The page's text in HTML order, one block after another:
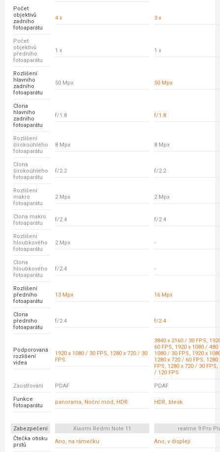
Počet
objektivů
zadního
fotoaparátu
4 x 3 x
Počet
objektivů
předního
fotoaparátu
1 x 1 x
Rozlišení
hlavního
zadního
fotoaparátu
50 Mpx 50 Mpx
Clona
hlavního
zadního
fotoaparátu
f/1.8 f/1.8
Rozlišení
širokoúhlého
fotoaparátu
8 Mpx 8 Mpx
Clona
širokoúhlého
fotoaparátu
f/2.2 f/2.2
Rozlišení
makro
fotoaparátu
2 Mpx 2 Mpx
Clona makro
fotoaparátu
f/2.4 f/2.4
Rozlišení
hloubkového
fotoaparátu
2 Mpx -
Clona
hloubkového
fotoaparátu
f/2.4 -
Rozlišení
předního
fotoaparátu
13 Mpx 16 Mpx
Clona
předního
fotoaparátu
f/2.4 f/2.4
Podporovaná
rozlišení
videa
1920 x 1080 / 30 FPS, 1280 x 720 / 30
FPS
3840 x 2160 / 30 FPS,
60 FPS, 1920 x 1080 / 480
1080 / 30 FPS, 1920 x
1280 x 720 / 60 FPS, 1280
FPS, 1280 x 720 / 30 FPS,
/ 120 FPS
Zaostřování PDAF PDAF
Funkce
fotoaparátu
panorama, Noční mód, HDR HDR, blesk
Zabezpečení Xiaomi Redmi Note 11
realme 9 Pro
Čtečka otisku
prstů
Ano, na rámečku Ano, v displeji